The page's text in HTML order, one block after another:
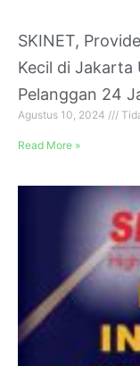
SKINET,
Kecil di Jakarta
Pelanggan 24
Agustus 10, 2024
Read More »